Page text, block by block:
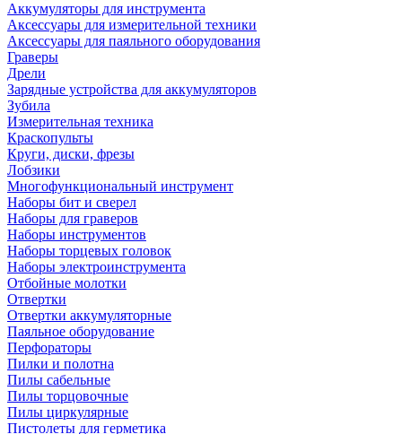
Аккумуляторы для инструмента
Аксессуары для измерительной техники
Аксессуары для паяльного оборудования
Граверы
Дрели
Зарядные устройства для аккумуляторов
Зубила
Измерительная техника
Краскопульты
Круги, диски, фрезы
Лобзики
Многофункциональный инструмент
Наборы бит и сверел
Наборы для граверов
Наборы инструментов
Наборы торцевых головок
Наборы электроинструмента
Отбойные молотки
Отвертки
Отвертки аккумуляторные
Паяльное оборудование
Перфораторы
Пилки и полотна
Пилы сабельные
Пилы торцовочные
Пилы циркулярные
Пистолеты для герметика